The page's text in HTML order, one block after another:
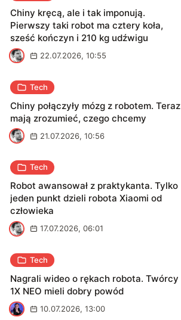
Chiny kręcą, ale i tak imponują.
Pierwszy taki robot ma cztery koła,
sześć kończyn i 210 kg udźwigu
M
22.07.2026, 10:55
Tech
Chiny połączyły mózg z robotem. Teraz
mają zrozumieć, czego chcemy
M
21.07.2026, 10:56
Tech
Robot awansował z praktykanta. Tylko
jeden punkt dzieli robota Xiaomi od
człowieka
M
17.07.2026, 06:01
Tech
Nagrali wideo o rękach robota. Twórcy
1X NEO mieli dobry powód
M
10.07.2026, 13:00